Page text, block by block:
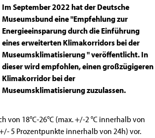
Im September 2022 hat der Deutsche
Museumsbund eine "Empfehlung zur
Energieeinsparung durch die Einführung
eines erweiterten Klimakorridors bei der
Museumsklimatisierung " veröffentlicht. In
dieser wird empfohlen, einen großzügigeren
Klimakorridor bei der
Museumsklimatisierung zuzulassen.
18°C-26°C (max. +/-2 °C innerhalb von
5 Prozentpunkte innerhalb von 24h) vor.